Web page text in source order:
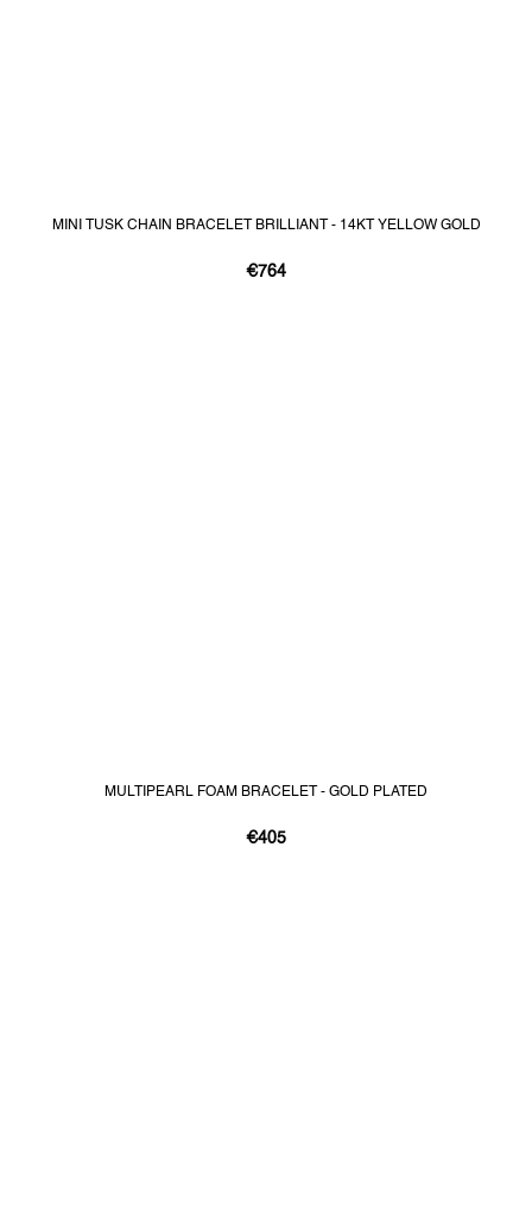
MINI TUSK CHAIN BRACELET BRILLIANT - 14KT YELLOW GOLD
€764
MULTIPEARL FOAM BRACELET - GOLD PLATED
€405